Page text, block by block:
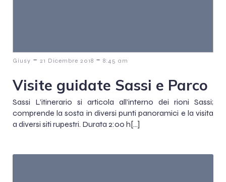
Giusy - 21 Dicembre 2018 - 8:45 am
Visite guidate Sassi e Parco
Sassi L’itinerario si articola all’interno dei rioni Sassi;
comprende la sosta in diversi punti panoramici e la visita
a diversi siti rupestri. Durata 2:00 h[…]